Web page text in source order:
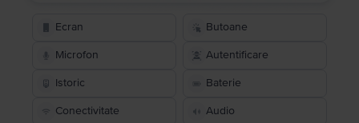
Ecran Butoane
Microfon Autentificare
Istoric Baterie
Conectivitate Audio